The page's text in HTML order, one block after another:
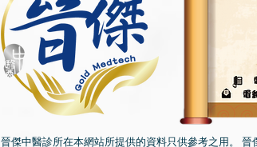
晉傑中醫診所在本網站所提供的資料只供參考之用。